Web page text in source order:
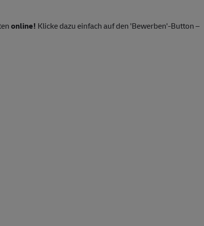
online! Klicke dazu einfach auf den 'Bewerben'-Button –